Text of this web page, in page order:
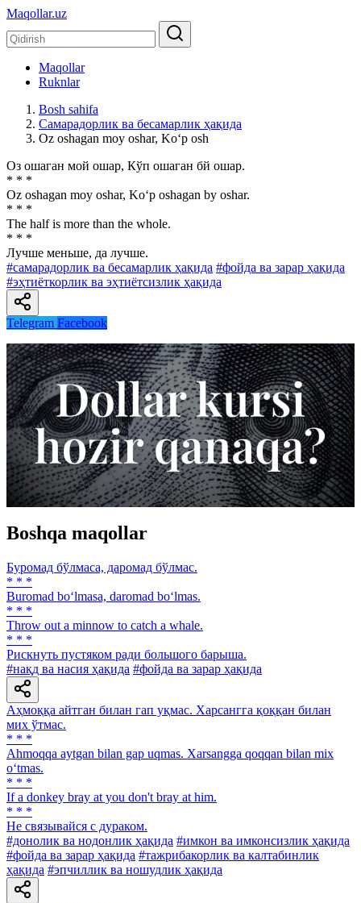
Maqollar.uz
Maqollar
Ruknlar
Bosh sahifa
Самарадорлик ва бесамарлик ҳақида
Oz oshagan moy oshar, Ko‘p osh
Оз ошаган мой ошар, Кўп ошаган бй ошар.
* * *
Oz oshagan moy oshar, Ko‘p oshagan by oshar.
* * *
The half is more than the whole.
* * *
Лучше меньше, да лучше.
#самарадорлик ва бесамарлик ҳақида #фойда ва зарар ҳақида
#эҳтиёткорлик ва эҳтиётсизлик ҳақида
Telegram Facebook
Boshqa maqollar
Буромад бўлмаса, даромад бўлмас.
* * *
Buromad bo‘lmasa, daromad bo‘lmas.
* * *
Throw out a minnow to catch a whale.
* * *
Рискнуть пустяком ради большого барыша.
#нақд ва насия ҳақида #фойда ва зарар ҳақида
Аҳмоққа айтган билан гап уқмас. Харсангга қоққан билан
мих ўтмас.
* * *
Ahmoqqa aytgan bilan gap uqmas. Xarsangga qoqqan bilan mix
o‘tmas.
* * *
If a donkey bray at you don't bray at him.
* * *
He связывайся с дураком.
#донолик ва нодонлик ҳақида #имкон ва имконсизлик ҳақида
#фойда ва зарар ҳақида #тажрибакорлик ва калтабинлик
ҳақида #эпчиллик ва ношудлик ҳақида